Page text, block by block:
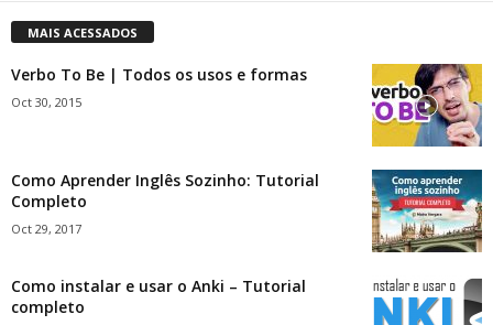
MAIS ACESSADOS
Verbo To Be | Todos os usos e formas
Oct 30, 2015
Como Aprender Inglês Sozinho: Tutorial
Completo
Oct 29, 2017
Como instalar e usar o Anki – Tutorial
completo